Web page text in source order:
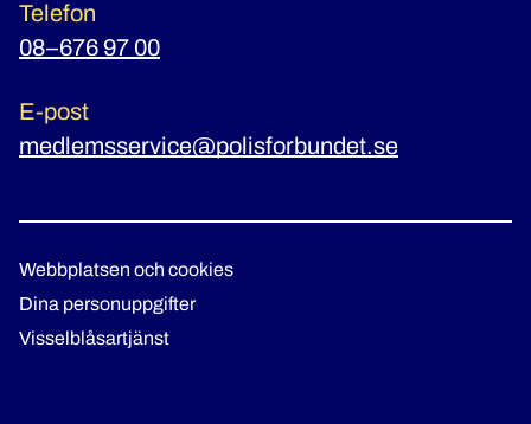
Telefon
08–676 97 00
E-post
medlemsservice@polisforbundet.se
Webbplatsen och cookies
Dina personuppgifter
Visselblåsartjänst